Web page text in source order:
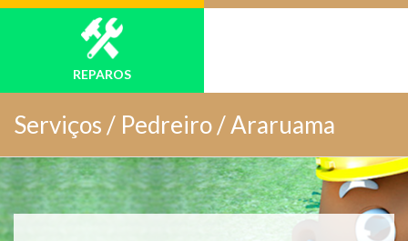
REPAROS
Serviços / Pedreiro / Araruama